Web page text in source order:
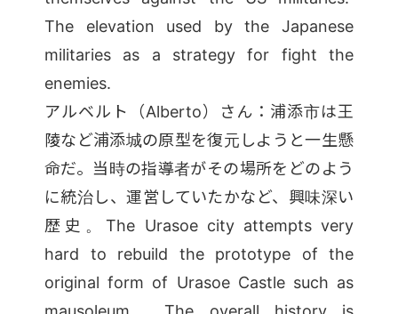
The elevation used by the Japanese
militaries as a strategy for fight the
enemies.
アルベルト（Alberto）さん：浦添市は王
陵など浦添城の原型を復元しようと一生懸
命だ。当時の指導者がその場所をどのよう
に統治し、運営していたかなど、興味深い
歴史。The Urasoe city attempts very
hard to rebuild the prototype of the
original form of Urasoe Castle such as